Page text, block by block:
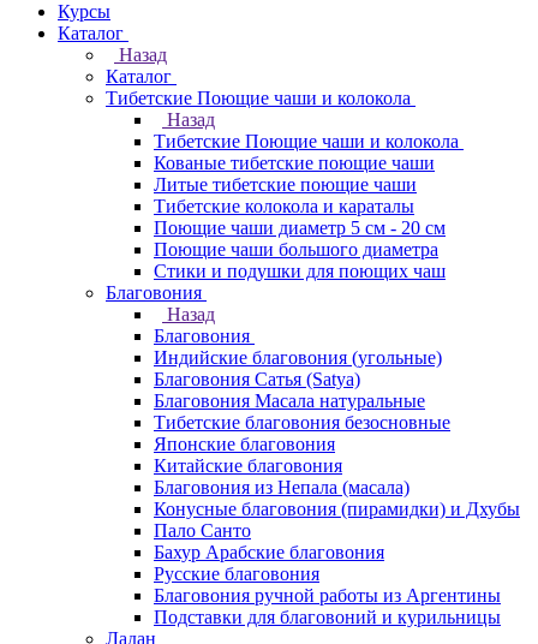
Курсы
Каталог
Назад
Каталог
Тибетские Поющие чаши и колокола
Назад
Тибетские Поющие чаши и колокола
Кованые тибетские поющие чаши
Литые тибетские поющие чаши
Тибетские колокола и караталы
Поющие чаши диаметр 5 см - 20 см
Поющие чаши большого диаметра
Стики и подушки для поющих чаш
Благовония
Назад
Благовония
Индийские благовония (угольные)
Благовония Сатья (Satya)
Благовония Масала натуральные
Тибетские благовония безосновные
Японские благовония
Китайские благовония
Благовония из Непала (масала)
Конусные благовония (пирамидки) и Дхубы
Пало Санто
Бахур Арабские благовония
Русские благовония
Благовония ручной работы из Аргентины
Подставки для благовоний и курильницы
Ладан